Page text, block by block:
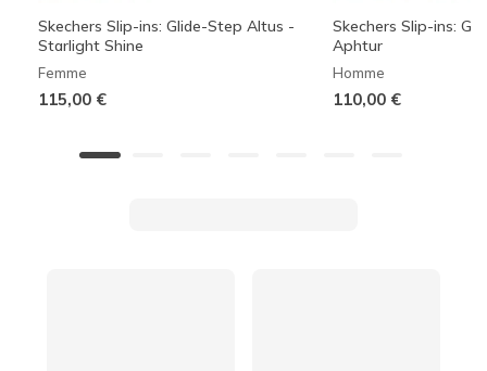
Skechers Slip-ins: Glide-Step Altus -
Starlight Shine
Femme
115,00 €
Skechers Slip-ins:
Aphtur
Homme
110,00 €